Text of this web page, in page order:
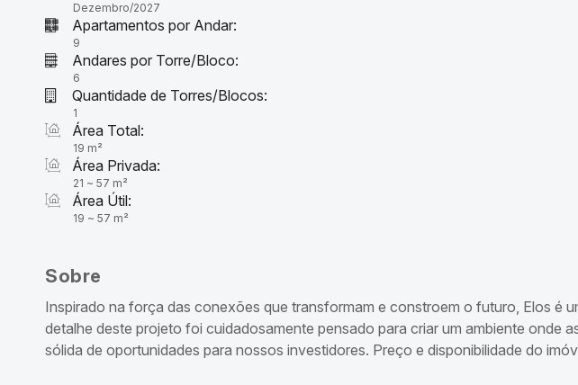
Dezembro/2027
Apartamentos por Andar:
9
Andares por Torre/Bloco:
6
Quantidade de Torres/Blocos:
1
Área Total:
19 m²
Área Privada:
21 ~ 57 m²
Área Útil:
19 ~ 57 m²
Sobre
Inspirado na força das conexões que transformam e constroem o futuro, Elos é
detalhe deste projeto foi cuidadosamente pensado para criar um ambiente onde
sólida de oportunidades para nossos investidores. Preço e disponibilidade do